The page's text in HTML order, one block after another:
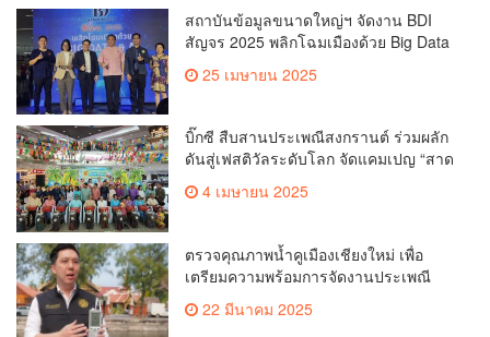
สถาบันข้อมูลขนาดใหญ่ฯ จัดงาน BDI
สัญจร 2025 พลิกโฉมเมืองด้วย Big Data
ข้อมูลเพื่อยกระดับเมือง สังคม และ
25 เมษายน 2025
บิ๊กซี สืบสานประเพณีสงกรานต์ ร่วมผลัก
ดันสู่เฟสติวัลระดับโลก จัดแคมเปญ “สาด
สนุกรับสงกรานต์ที่บิ๊กซี” อัดโปรฉ่ำ ลด
สูงสุด 50% กระตุ้นการเดินทางนักท่อง
2,132 ล้านบาท
4 เมษายน 2025
ตรวจคุณภาพน้ำคูเมืองเชียงใหม่ เพื่อ
เตรียมความพร้อมการจัดงานประเพณี
สงกรานต์ หรือป๋าเวณีปี๋ใหม่เมืองเจียงใหม่
ประจำปี 2568 บริเวณคูเมือง
22 มีนาคม 2025